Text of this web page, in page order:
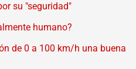
su "seguridad"
humano?
de 0 a 100 km/h una buena